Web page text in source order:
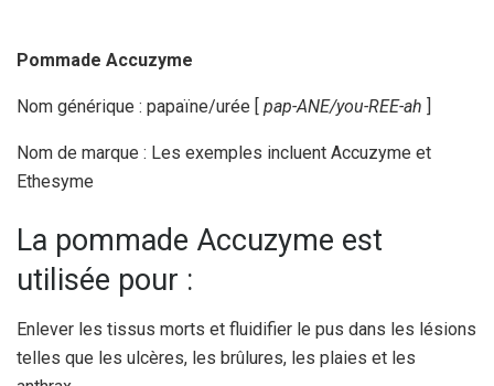
Pommade Accuzyme
Nom générique : papaïne/urée [ pap-ANE/you-REE-ah ]
Nom de marque : Les exemples incluent Accuzyme et
Ethesyme
La pommade Accuzyme est
utilisée pour :
Enlever les tissus morts et fluidifier le pus dans les lésions
telles que les ulcères, les brûlures, les plaies et les